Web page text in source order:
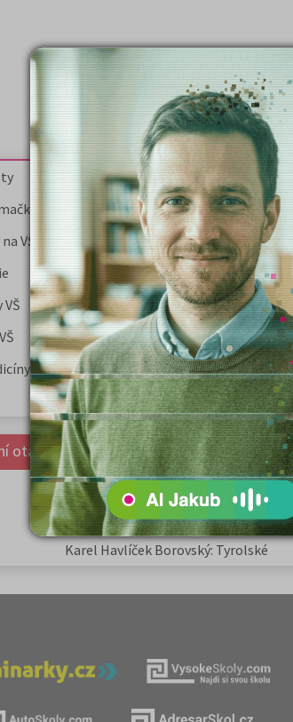
VŠE Praha
Nejžádanější
Právnické
Psychologie
Lékařské
Společenské a
Ekonomické
Žurnalistika
Politologie a
Policejní
otázky a čtenářsky deník
Karel Havlíček Borovský: Tyrolské
elegie
Zákonitosti v elektronové struktuře
Karel Havlíček Borovský: Tyrolské